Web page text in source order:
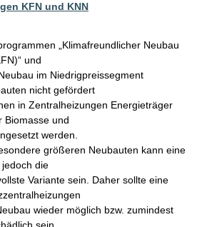
KFN und KNN
„Klimafreundlicher Neubau
und
im Niedrigpreissegment
nicht gefördert
in Zentralheizungen Energieträger
Biomasse und
werden.
größeren Neubauten kann eine
die
Variante sein. Daher sollte eine
wieder möglich bzw. zumindest